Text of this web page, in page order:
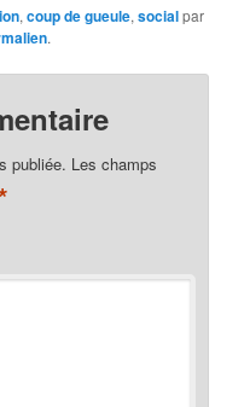
,coup de gueule,socialpar
.
publiée. Les champs